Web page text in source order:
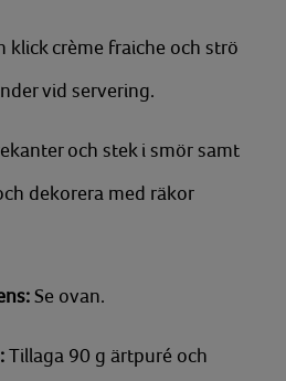
klick crème fraiche och strö
vid servering.
och stek i smör samt
dekorera med räkor
Se ovan.
Tillaga 90 g ärtpuré och